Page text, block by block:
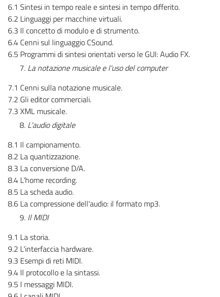
6.1 Sintesi in tempo reale e sintesi in tempo differito.
6.2 Linguaggi per macchine virtuali.
6.3 Il concetto di modulo e di strumento.
6.4 Cenni sul linguaggio CSound.
6.5 Programmi di sintesi orientati verso le GUI: Audio FX.
La notazione musicale e l'uso del computer
7.1 Cenni sulla notazione musicale.
7.2 Gli editor commerciali.
7.3 XML musicale.
L'audio digitale
8.1 Il campionamento.
8.2 La quantizzazione.
8.3 La conversione D/A.
8.4 L'home recording.
8.5 La scheda audio.
8.6 La compressione dell'audio: il formato mp3.
Il MIDI
9.1 La storia.
9.2 L'interfaccia hardware.
9.3 Esempi di reti MIDI.
9.4 Il protocollo e la sintassi.
9.5 I messaggi MIDI.